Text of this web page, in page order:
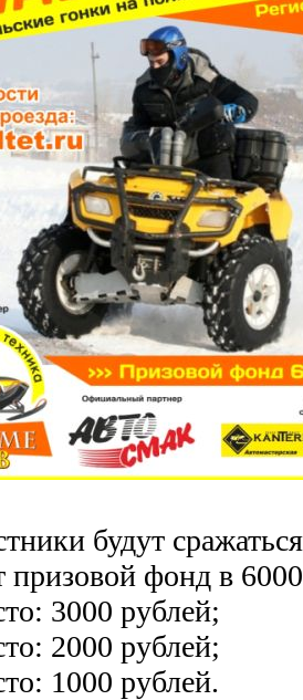
будут
призовой фонд в
3000 рублей;
2000 рублей;
1000 рублей.